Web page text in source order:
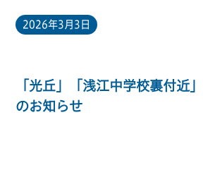
2026年3月3日
「光丘」「浅江中学校裏付近
のお知らせ